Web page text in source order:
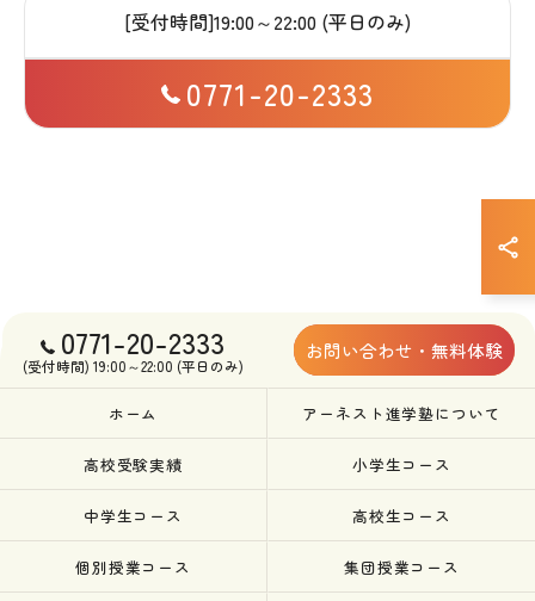
[受付時間]19:00～22:00 (平日のみ)
0771-20-2333
0771-20-2333
(受付時間) 19:00～22:00 (平日のみ)
お問い合わせ・無料体験
ホーム アーネスト進学塾について
高校受験実績 小学生コース
中学生コース 高校生コース
個別授業コース 集団授業コース